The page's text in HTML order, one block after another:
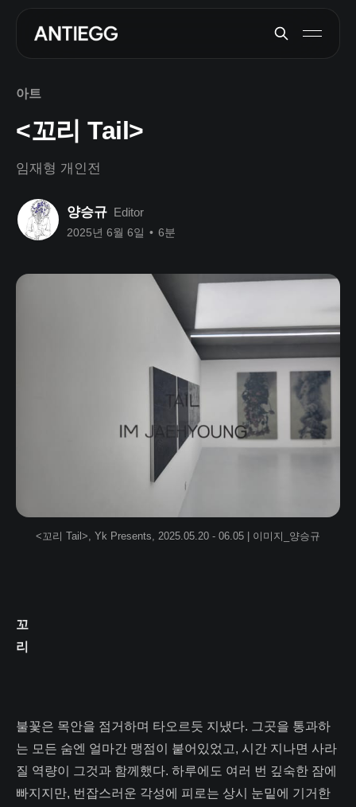
아트
<꼬리 Tail>
임재형 개인전
양승규 Editor
2025년 6월 6일 • 6분
<꼬리 Tail>, Yk Presents, 2025.05.20 - 06.05 | 이미지_양승규
꼬
리
불꽃은 목안을 점거하며 타오르듯 지냈다. 그곳을 통과하
는 모든 숨엔 얼마간 맹점이 붙어있었고, 시간 지나면 사라
질 역량이 그것과 함께했다. 하루에도 여러 번 깊숙한 잠에
빠지지만, 번잡스러운 각성에 피로는 상시 눈밑에 기거한